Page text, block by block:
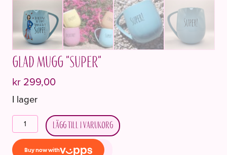
Glad mugg "Super"
kr 299,00
I lager
Lykkekrus
"Super"
mängd
Lägg till i varukorg